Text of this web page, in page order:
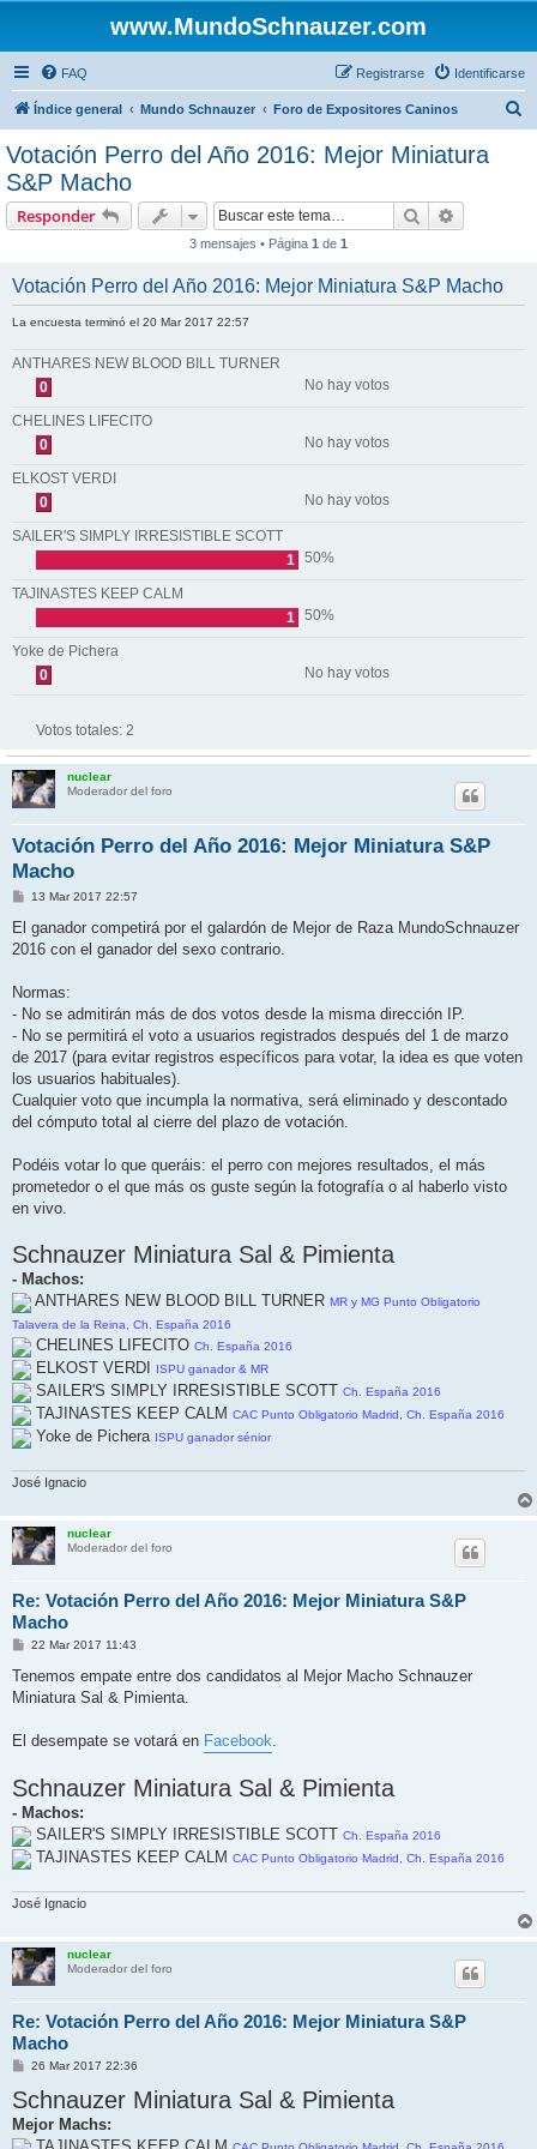
www.MundoSchnauzer.com
FAQ Identificarse
Registrarse
Índice general Mundo Schnauzer Foro de Expositores Caninos
Votación Perro del Año 2016: Mejor Miniatura
S&P Macho
Responder Buscar
3 mensajes • Página 1 de 1
Votación Perro del Año 2016: Mejor Miniatura S&P Macho
La encuesta terminó el 20 Mar 2017 22:57
ANTHARES NEW BLOOD BILL TURNER
0
No hay votos
CHELINES LIFECITO
0
No hay votos
ELKOST VERDI
0
No hay votos
SAILER'S SIMPLY IRRESISTIBLE SCOTT
1 50%
TAJINASTES KEEP CALM
1 50%
Yoke de Pichera
0
No hay votos
Votos totales: 2
nuclear
Moderador del foro
Votación Perro del Año 2016: Mejor Miniatura S&P
Macho
M
n
a
13 Mar 2017 22:57
El ganador competirá por el galardón de Mejor de Raza MundoSchnauzer
2016 con el ganador del sexo contrario.
Normas:
- No se admitirán más de dos votos desde la misma dirección IP.
- No se permitirá el voto a usuarios registrados después del 1 de marzo
de 2017 (para evitar registros específicos para votar, la idea es que voten
los usuarios habituales).
Cualquier voto que incumpla la normativa, será eliminado y descontado
del cómputo total al cierre del plazo de votación.
Podéis votar lo que queráis: el perro con mejores resultados, el más
prometedor o el que más os guste según la fotografía o al haberlo visto
en vivo.
Schnauzer Miniatura Sal & Pimienta
- Machos:
ANTHARES NEW BLOOD BILL TURNER MR y MG Punto Obligatorio
Talavera de la Reina, Ch. España 2016
CHELINES LIFECITO Ch. España 2016
ELKOST VERDI ISPU ganador & MR
SAILER'S SIMPLY IRRESISTIBLE SCOTT Ch. España 2016
TAJINASTES KEEP CALM CAC Punto Obligatorio Madrid, Ch. España 2016
Yoke de Pichera ISPU ganador sénior
José Ignacio
nuclear
Moderador del foro
Re: Votación Perro del Año 2016: Mejor Miniatura S&P
Macho
M
n
a
22 Mar 2017 11:43
Tenemos empate entre dos candidatos al Mejor Macho Schnauzer
Miniatura Sal & Pimienta.
El desempate se votará en Facebook.
Schnauzer Miniatura Sal & Pimienta
- Machos:
SAILER'S SIMPLY IRRESISTIBLE SCOTT Ch. España 2016
TAJINASTES KEEP CALM CAC Punto Obligatorio Madrid, Ch. España 2016
José Ignacio
nuclear
Moderador del foro
Re: Votación Perro del Año 2016: Mejor Miniatura S&P
Macho
M
n
s
a
j
26 Mar 2017 22:36
Schnauzer Miniatura Sal & Pimienta
Mejor Machs: